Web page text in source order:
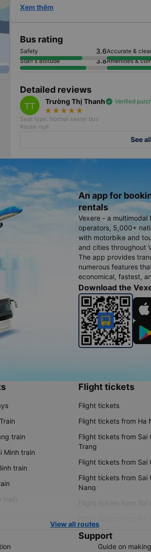
Xem thêm
Bus rating
Safety 3.6Accurate &
Staff's attitude 3.8Amenities &
Detailed reviews
TT Trường Thị Thanhverified Verified
star_rate star_rate star_rate star_rate star_rate
Seat type: Normal seater bus
Route: null
See
An app for
rentals
Vexere - a
operators, 5,000+
with motorbike and
and cities throughout
The app provides
numerous features
economical, fastest,
Download the
train
Minh train
train
train
Flight tickets
Flight tickets
Flight tickets from Ha
Flight tickets from Sai
Trang
Flight tickets from Sai
Flight tickets from Sai
Nang
Flight tickets from Sai
View all routes
Support
Guide on